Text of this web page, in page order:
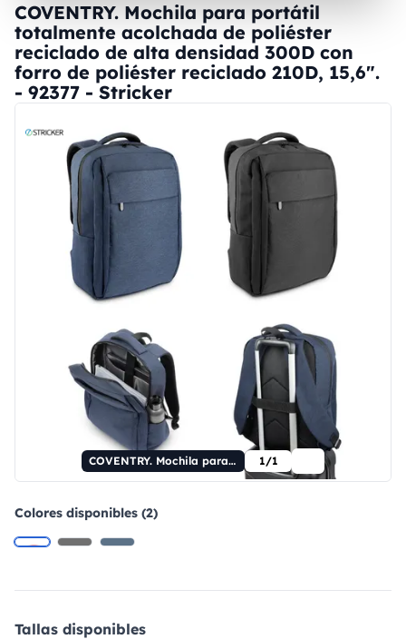
COVENTRY. Mochila para portátil
totalmente acolchada de poliéster
reciclado de alta densidad 300D con
forro de poliéster reciclado 210D, 15,6".
- 92377 - Stricker
COVENTRY. Mochila para portátil totalmente acolchada de poliéster reciclado de alta densidad 300D con forro de poliéster reciclado 210D, 15,6". 1/1
Colores disponibles (2)
Tallas disponibles